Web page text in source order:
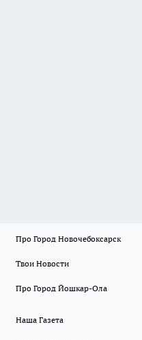
Про Город Новочебоксарск
Твои Новости
Про Город Йошкар-Ола
Наша Газета